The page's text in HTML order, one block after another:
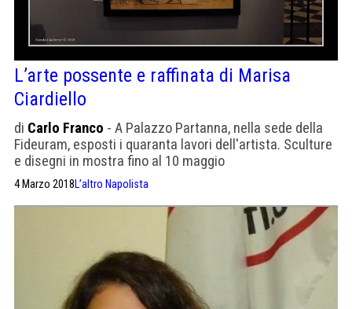
L’arte possente e raffinata di Marisa
Ciardiello
di Carlo Franco - A Palazzo Partanna, nella sede della
Fideuram, esposti i quaranta lavori dell'artista. Sculture
e disegni in mostra fino al 10 maggio
4 Marzo 2018L’altro Napolista